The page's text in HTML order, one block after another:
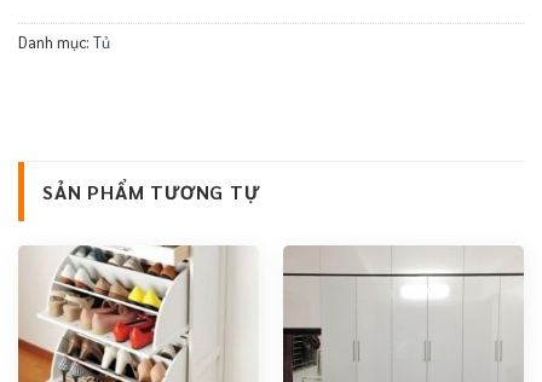
Danh mục: Tủ
SẢN PHẨM TƯƠNG TỰ